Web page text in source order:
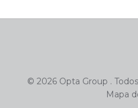
© 2026 Opta Group .
Mapa